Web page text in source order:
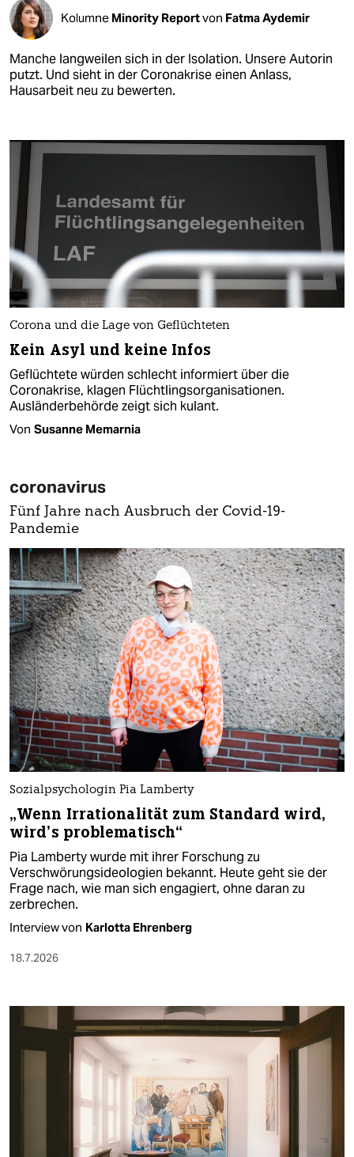
Kolumne Minority Reportvon Fatma Aydemir
Manche langweilen sich in der Isolation. Unsere Autorin
putzt. Und sieht in der Coronakrise einen Anlass,
Hausarbeit neu zu bewerten.
Corona und die Lage von Geflüchteten
Kein Asyl und keine Infos
Geflüchtete würden schlecht informiert über die
Coronakrise, klagen Flüchtlingsorganisationen.
Ausländerbehörde zeigt sich kulant.
Von Susanne Memarnia
coronavirus
Fünf Jahre nach Ausbruch der Covid-19-
Pandemie
Sozialpsychologin Pia Lamberty
„Wenn Irrationalität zum Standard wird,
wird’s problematisch“
Pia Lamberty wurde mit ihrer Forschung zu
Verschwörungsideologien bekannt. Heute geht sie der
Frage nach, wie man sich engagiert, ohne daran zu
zerbrechen.
Interview von Karlotta Ehrenberg
18.7.2026